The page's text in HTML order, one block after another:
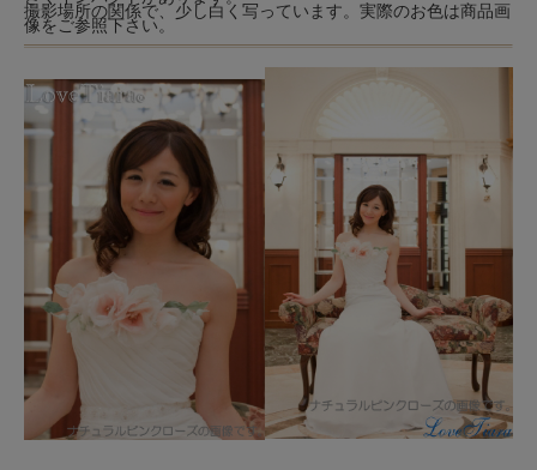
撮影場所の関係で、少し白く写っています。実際のお色は商品画
像をご参照下さい。